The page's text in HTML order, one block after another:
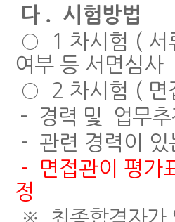
다 . 시험방법
○ 1 차시험 ( 서
여부 등 서면심사
○
2 차시험 ( 면
-
경력 및
업무
- 관련 경력이
-
면접관이 평가
정
※
최종합격자가